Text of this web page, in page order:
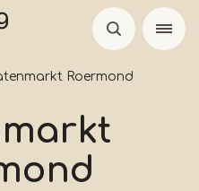
Roermond